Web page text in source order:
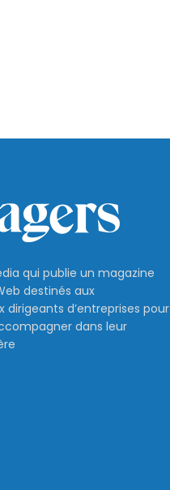
qui publie un magazine
destinés aux
d’entreprises pour
dans leur